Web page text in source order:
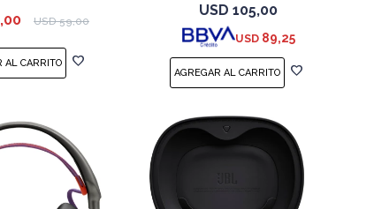
USD 59,00
USD 105,00
USD 89,25